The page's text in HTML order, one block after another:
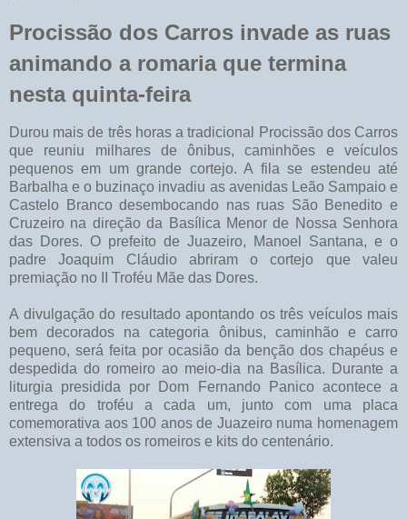
Procissão dos Carros invade as ruas
animando a romaria que termina
nesta quinta-feira
Durou mais de três horas a tradicional Procissão dos Carros
que reuniu milhares de ônibus, caminhões e veículos
pequenos em um grande cortejo. A fila se estendeu até
Barbalha e o buzinaço invadiu as avenidas Leão Sampaio e
Castelo Branco desembocando nas ruas São Benedito e
Cruzeiro na direção da Basílica Menor de Nossa Senhora
das Dores. O prefeito de Juazeiro, Manoel Santana, e o
padre Joaquim Cláudio abriram o cortejo que valeu
premiação no II Troféu Mãe das Dores.
A divulgação do resultado apontando os três veículos mais
bem decorados na categoria ônibus, caminhão e carro
pequeno, será feita por ocasião da benção dos chapéus e
despedida do romeiro ao meio-dia na Basílica. Durante a
liturgia presidida por Dom Fernando Panico acontece a
entrega do troféu a cada um, junto com uma placa
comemorativa aos 100 anos de Juazeiro numa homenagem
extensiva a todos os romeiros e kits do centenário.